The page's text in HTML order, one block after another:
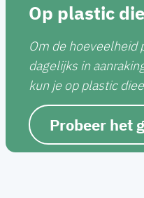
Op plastic
Om de hoeveelheid
dagelijks in
kun je op plastic
Probeer het